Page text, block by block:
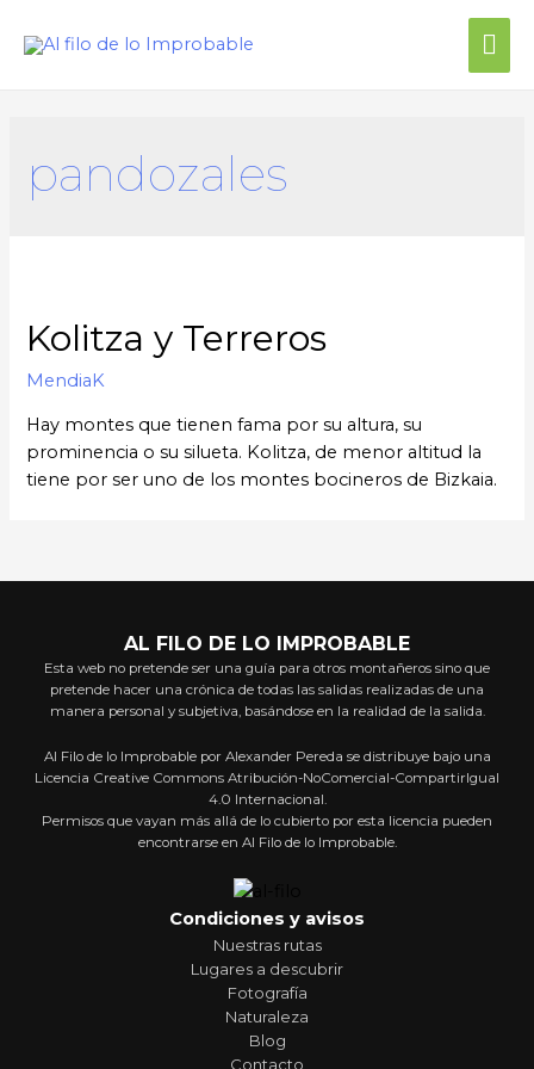
pandozales
Kolitza y Terreros
MendiaK
Hay montes que tienen fama por su altura, su
prominencia o su silueta. Kolitza, de menor altitud la
tiene por ser uno de los montes bocineros de Bizkaia.
AL FILO DE LO IMPROBABLE
Esta web no pretende ser una guía para otros montañeros sino que
pretende hacer una crónica de todas las salidas realizadas de una
manera personal y subjetiva, basándose en la realidad de la salida.
Al Filo de lo Improbable por Alexander Pereda se distribuye bajo una
Licencia Creative Commons Atribución-NoComercial-CompartirIgual
4.0 Internacional.
Permisos que vayan más allá de lo cubierto por esta licencia pueden
encontrarse en Al Filo de lo Improbable.
Condiciones y avisos
Nuestras rutas
Lugares a descubrir
Fotografía
Naturaleza
Blog
Contacto